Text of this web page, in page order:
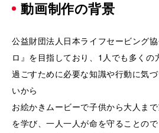
動画制作の背景
公益財団法人日本ライフセービング
ロ』を目指しており、1人でも多くの
過ごすために必要な知識や行動に気
いから
お絵かきムービーで子供から大人ま
を学び、一人一人が命を守ることの